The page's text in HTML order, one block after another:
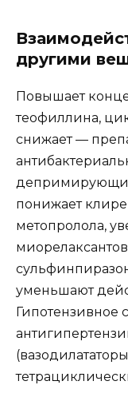
другими
Повышает
теофиллина,
снижает —
понижает
метопролола,
уменьшают
Гипотензивное